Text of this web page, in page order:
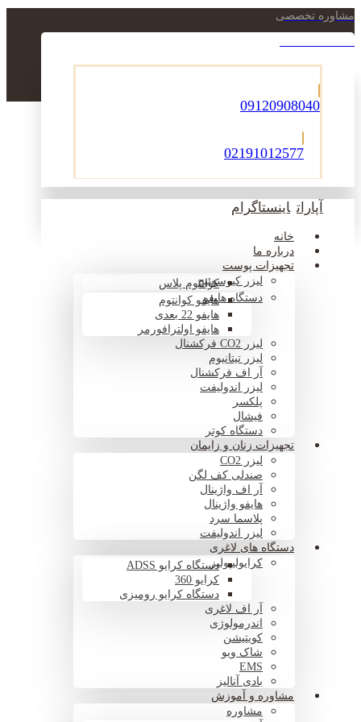
مشاوره تخصصی
09120908040
02191012577
آپارات اینستاگرام
خانه
درباره ما
تجهیزات پوست
لیزر کیوسوئیچکوانتوم پلاس
دستگاه هایفوهایفو کوانتوم
هایفو 22 بعدی
هایفو اولترافورمر
لیزر CO2 فرکشنال
لیزر تیتانیوم
آر اف فرکشنال
لیزر اندولیفت
پلکسر
فیشال
دستگاه کوتر
تجهیزات زنان و زایمان
لیزر CO2
صندلی کف لگن
آر اف واژینال
هایفو واژینال
پلاسما سرد
لیزر اندولیفت
دستگاه های لاغری
کرایولیپولیزدستگاه کرایو ADSS
کرایو 360
دستگاه کرایو رومیزی
آر اف لاغری
اندرمولوژی
کویتیشن
شاک ویو
EMS
بادی آنالیز
مشاوره و آموزش
مشاوره